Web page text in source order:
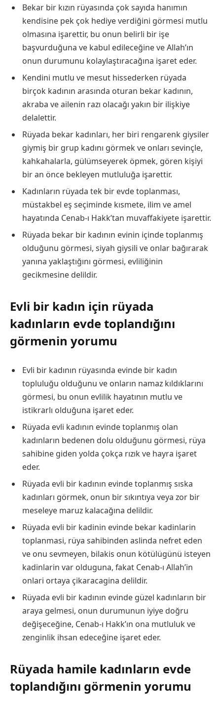
Bekar bir kızın rüyasında çok sayıda hanımın
kendisine pek çok hediye verdiğini görmesi mutlu
olmasına işarettir, bu onun belirli bir işe
başvurduğuna ve kabul edileceğine ve Allah’ın
onun durumunu kolaylaştıracağına işaret eder.
Kendini mutlu ve mesut hissederken rüyada
birçok kadının arasında oturan bekar kadının,
akraba ve ailenin razı olacağı yakın bir ilişkiye
delalettir.
Rüyada bekar kadınları, her biri rengarenk giysiler
giymiş bir grup kadını görmek ve onları sevinçle,
kahkahalarla, gülümseyerek öpmek, gören kişiyi
bir an önce bekleyen mutluluğa işarettir.
Kadınların rüyada tek bir evde toplanması,
müstakbel eş seçiminde kısmete, ilim ve amel
hayatında Cenab-ı Hakk’tan muvaffakiyete işarettir.
Rüyada bekar bir kadının evinin içinde toplanmış
olduğunu görmesi, siyah giysili ve onlar bağırarak
yanına yaklaştığını görmesi, evliliğinin
gecikmesine delildir.
Evli bir kadın için rüyada
kadınların evde toplandığını
görmenin yorumu
Evli bir kadının rüyasında evinde bir kadın
topluluğu olduğunu ve onların namaz kıldıklarını
görmesi, bu onun evlilik hayatının mutlu ve
istikrarlı olduğuna işaret eder.
Rüyada evli kadının evinde toplanmış olan
kadınların bedenen dolu olduğunu görmesi, rüya
sahibine giden yolda çokça rızık ve hayra işaret
eder.
Rüyada evli bir kadının evinde toplanmış sıska
kadınları görmek, onun bir sıkıntıya veya zor bir
meseleye maruz kalacağına delildir.
Rüyada evli bir kadinin evinde bekar kadinlarin
toplanmasi, rüya sahibinden aslinda nefret eden
ve onu sevmeyen, bilakis onun kötülügünü isteyen
kadinlarin var olduguna, fakat Cenab-ı Allah’in
onlari ortaya çikaracagina delildir.
Rüyada evli bir kadının evinde güzel kadınların bir
araya gelmesi, onun durumunun iyiye doğru
değişeceğine, Cenab-ı Hakk’ın ona mutluluk ve
zenginlik ihsan edeceğine işaret eder.
Rüyada hamile kadınların evde
toplandığını görmenin yorumu